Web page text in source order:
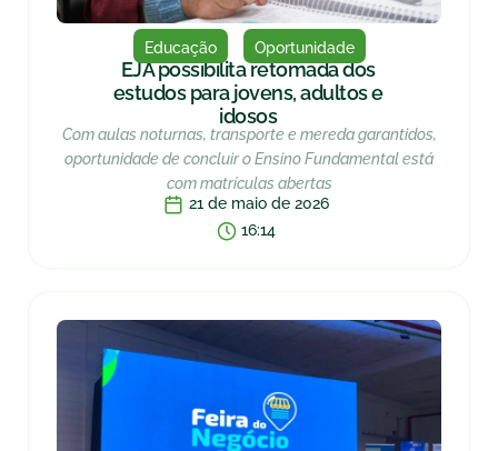
Educação Oportunidade
EJA possibilita retomada dos
estudos para jovens, adultos e
idosos
Com aulas noturnas, transporte e mereda garantidos,
oportunidade de concluir o Ensino Fundamental está
com matrículas abertas
21 de maio de 2026
16:14